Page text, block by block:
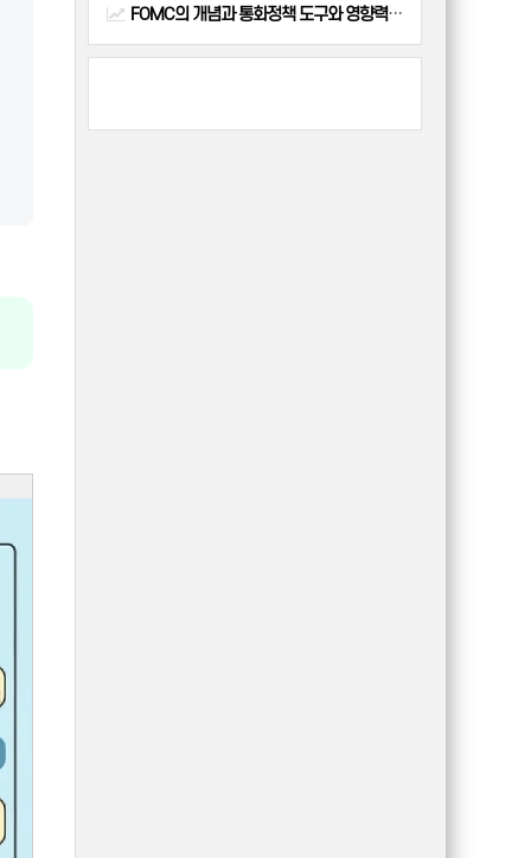
FOMC의 개념과 통화정책 도구와 영향력 (Federal Open Market Committee) 바로가기